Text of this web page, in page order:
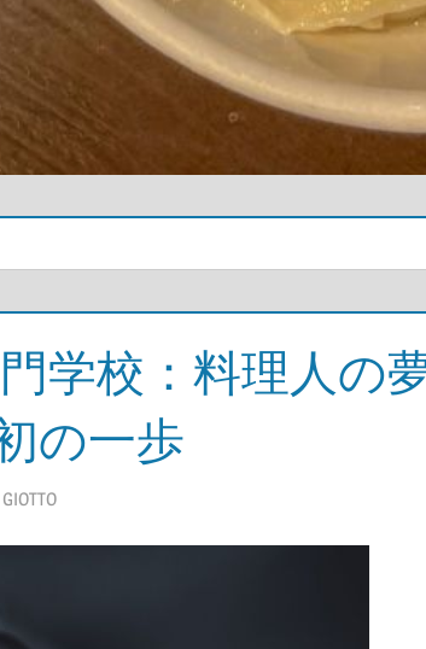
学校：料理人の
の一歩
GIOTTO